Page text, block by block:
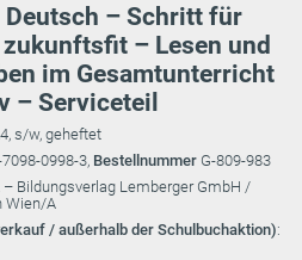
Deutsch – Schritt für
– Lesen und
im Gesamtunterricht
– Serviceteil
s/w, geheftet
0998-3, Bestellnummer G-809-983
– Bildungsverlag Lemberger GmbH /
Wien/A
/ außerhalb der Schulbuchaktion):